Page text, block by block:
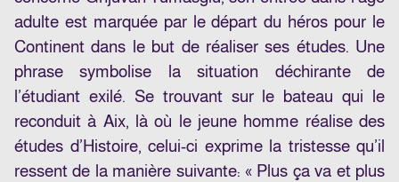
adulte est marquée par le départ du héros pour le
Continent dans le but de réaliser ses études. Une
phrase symbolise la situation déchirante de
l’étudiant exilé. Se trouvant sur le bateau qui le
reconduit à Aix, là où le jeune homme réalise des
études d’Histoire, celui-ci exprime la tristesse qu’il
ressent de la manière suivante: « Plus ça va et plus